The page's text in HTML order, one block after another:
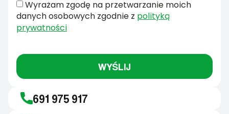
Wyrażam zgodę na przetwarzanie moich
danych osobowych zgodnie z polityką
prywatności
WYŚLIJ
691 975 917